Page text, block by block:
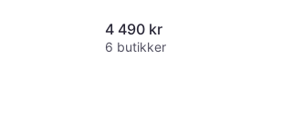
4 490 kr
6 butikker